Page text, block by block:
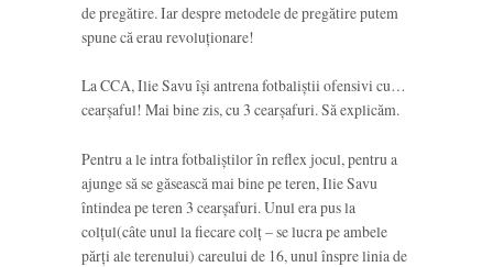
de pregătire. Iar despre metodele de pregătire putem
spune că erau revoluționare!
La CCA, Ilie Savu își antrena fotbaliștii ofensivi cu…
cearșaful! Mai bine zis, cu 3 cearșafuri. Să explicăm.
Pentru a le intra fotbaliștilor în reflex jocul, pentru a
ajunge să se găsească mai bine pe teren, Ilie Savu
întindea pe teren 3 cearșafuri. Unul era pus la
colțul(câte unul la fiecare colț – se lucra pe ambele
părți ale terenului) careului de 16, unul înspre linia de